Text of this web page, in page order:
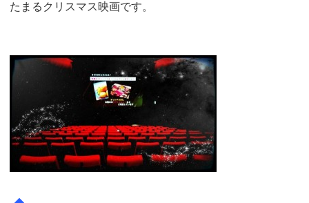
たまるクリスマス映画です。